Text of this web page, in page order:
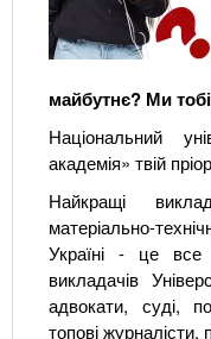
o
v
r
t
y
:
м
о
ж
л
ь
к
А
ж
о
р
н
а
м
н
майбутнє? Ми
Національний
академія» твій
Найкращі
матеріально-
Україні - це
викладачів
адвокати, суді,
топові журналісти,